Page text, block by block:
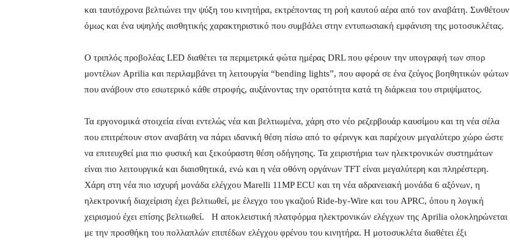
και ταυτόχρονα βελτιώνει την ψύξη του κινητήρα, εκτρέποντας τη ροή καυτού αέρα από τον αναβάτη. Συνθέτουν
όμως και ένα υψηλής αισθητικής χαρακτηριστικό που συμβάλει στην εντυπωσιακή εμφάνιση της μοτοσυκλέτας.
Ο τριπλός προβολέας LED διαθέτει τα περιμετρικά φώτα ημέρας DRL που φέρουν την υπογραφή των σπορ
μοντέλων Aprilia και περιλαμβάνει τη λειτουργία “bending lights”, που αφορά σε ένα ζεύγος βοηθητικών φώτων
που ανάβουν στο εσωτερικό κάθε στροφής, αυξάνοντας την ορατότητα κατά τη διάρκεια του στριψίματος.
Τα εργονομικά στοιχεία είναι εντελώς νέα και βελτιωμένα, χάρη στο νέο ρεζερβουάρ καυσίμου και τη νέα σέλα
που επιτρέπουν στον αναβάτη να πάρει ιδανική θέση πίσω από το φέρινγκ και παρέχουν μεγαλύτερο χώρο ώστε
να επιτευχθεί μια πιο φυσική και ξεκούραστη θέση οδήγησης. Τα χειριστήρια των ηλεκτρονικών συστημάτων
είναι πιο λειτουργικά και διαισθητικά, ενώ και η νέα οθόνη οργάνων TFT είναι μεγαλύτερη και πληρέστερη.
Χάρη στη νέα πιο ισχυρή μονάδα ελέγχου Marelli 11MP ECU και τη νέα αδρανειακή μονάδα 6 αξόνων, η
ηλεκτρονική διαχείριση έχει βελτιωθεί, με έλεγχο του γκαζιού Ride-by-Wire και του APRC, όπου η λογική
χειρισμού έχει επίσης βελτιωθεί. Η αποκλειστική πλατφόρμα ηλεκτρονικών ελέγχων της Aprilia ολοκληρώνεται
με την προσθήκη του πολλαπλών επιπέδων ελέγχου φρένου του κινητήρα. Η μοτοσυκλέτα διαθέτει έξι